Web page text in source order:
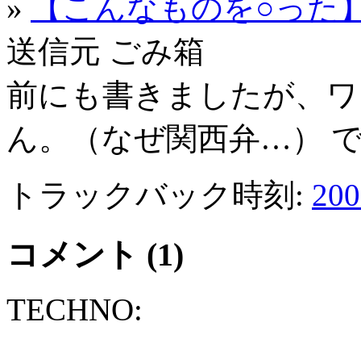
»
【こんなものを○った
送信元 ごみ箱
前にも書きましたが、
ん。（なぜ関西弁…）
トラックバック時刻:
コメント (1)
TECHNO: